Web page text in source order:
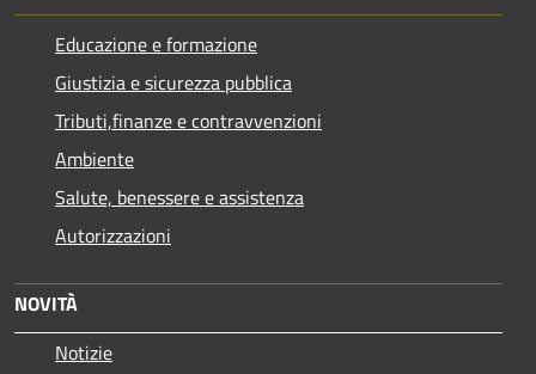
Educazione e formazione
Giustizia e sicurezza pubblica
Tributi,finanze e contravvenzioni
Ambiente
Salute, benessere e assistenza
Autorizzazioni
NOVITÀ
Notizie